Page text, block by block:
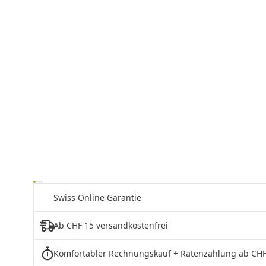
Swiss Online Garantie
Ab CHF 15 versandkostenfrei
Komfortabler Rechnungskauf + Ratenzahlung ab